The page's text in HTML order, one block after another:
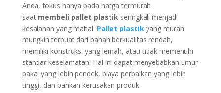
Anda, fokus hanya pada harga termurah
saat membeli pallet plastikseringkali menjadi
kesalahan yang mahal. Pallet plastikyang murah
mungkin terbuat dari bahan berkualitas rendah,
memiliki konstruksi yang lemah, atau tidak memenuhi
standar keselamatan. Hal ini dapat menyebabkan umur
pakai yang lebih pendek, biaya perbaikan yang lebih
tinggi, dan bahkan kerusakan produk.